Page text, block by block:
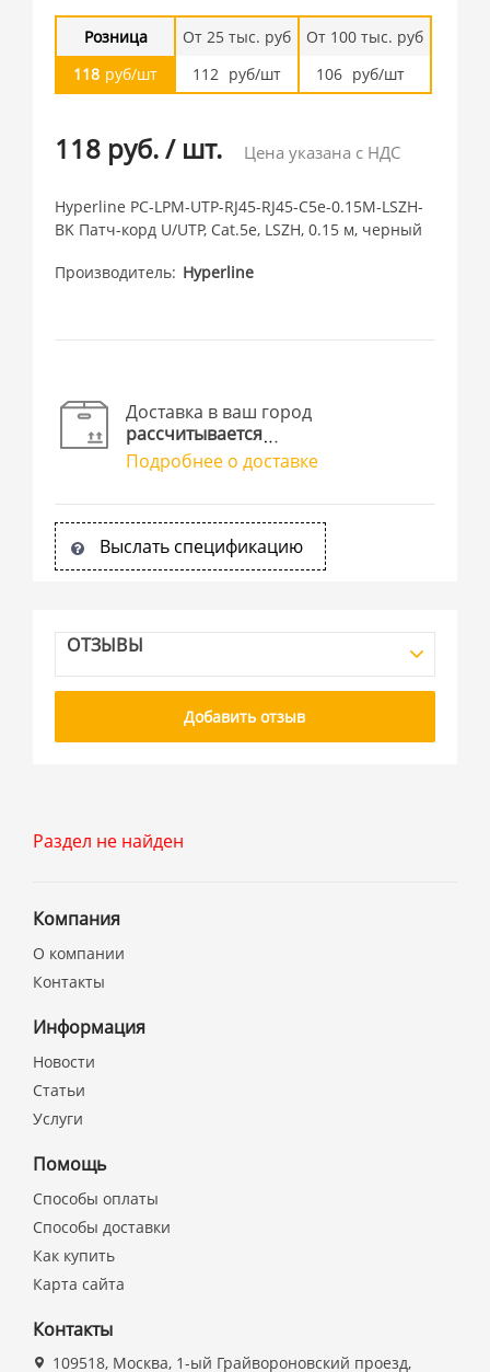
Розница
118 руб/шт
От 25 тыс. руб
112 руб/шт
От 100 тыс. руб
106 руб/шт
118 руб./ шт. Цена указана с НДС
Hyperline PC-LPM-UTP-RJ45-RJ45-C5e-0.15M-LSZH-
BK Патч-корд U/UTP, Cat.5е, LSZH, 0.15 м, черный
Производитель Hyperline
Доставка в ваш город
рассчитывается
Подробнее о доставке
Выслать спецификацию
ОТЗЫВЫ
Добавить отзыв
Раздел не найден
Компания
О компании
Контакты
Информация
Новости
Статьи
Услуги
Помощь
Способы оплаты
Способы доставки
Как купить
Карта сайта
Контакты
109518, Москва, 1-ый Грайвороновский проезд,